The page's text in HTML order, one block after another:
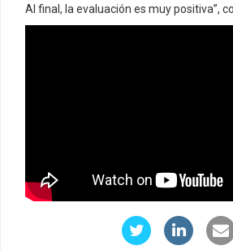
Al final, la evaluación es muy positiva”,